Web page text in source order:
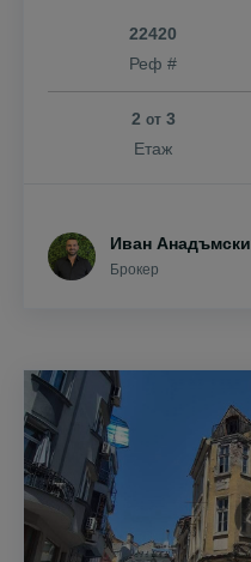
22420
Реф #
2 от3
Етаж
Иван Анадъмски
Брокер